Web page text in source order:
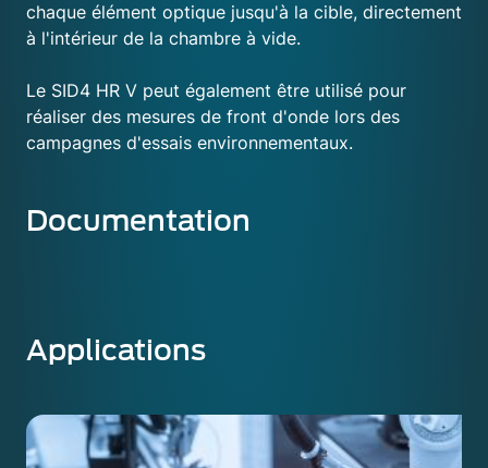
chaque élément optique jusqu'à la cible, directement
à l'intérieur de la chambre à vide.
Le SID4 HR V peut également être utilisé pour
réaliser des mesures de front d'onde lors des
campagnes d'essais environnementaux.
Documentation
Applications